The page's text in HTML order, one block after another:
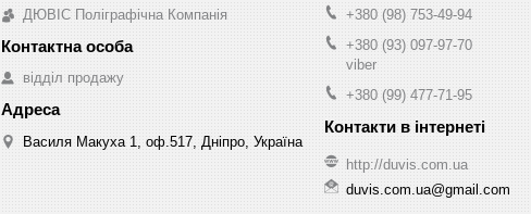
ДЮВІС Поліграфічна Компанія
відділ продажу
Василя Макуха 1, оф.517, Дніпро, Україна
+380 (98) 753-49-94
+380 (93) 097-97-70
viber
+380 (99) 477-71-95
http://duvis.com.ua
duvis.com.ua@gmail.com